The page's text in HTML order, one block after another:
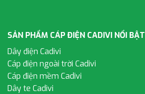
SẢN PHẨM CÁP ĐIỆN CADIVI NỔI BẬT
Dây điện Cadivi
Cáp điện ngoài trời Cadivi
Cáp điện mềm Cadivi
Dây te Cadivi